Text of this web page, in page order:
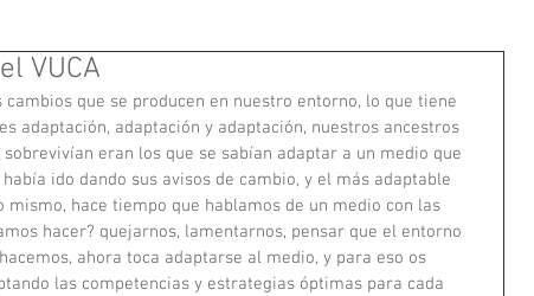
VUCA
que se producen en nuestro entorno, lo que tiene
adaptación, adaptación y adaptación, nuestros ancestros
eran los que se sabían adaptar a un medio que
ido dando sus avisos de cambio, y el más adaptable
mismo, hace tiempo que hablamos de un medio con las
hacer? quejarnos, lamentarnos, pensar que el entorno
ahora toca adaptarse al medio, y para eso os
las competencias y estrategias óptimas para cada